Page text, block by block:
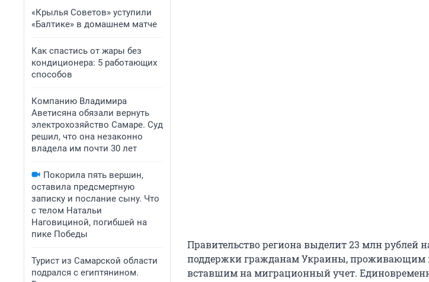
«Крылья Советов» уступили
«Балтике» в домашнем матче
Как спастись от жары без
кондиционера: 5 работающих
способов
Компанию Владимира
Аветисяна обязали вернуть
электрохозяйство Самаре. Суд
решил, что она незаконно
владела им почти 30 лет
Покорила пять вершин,
оставила предсмертную
записку и послание сыну. Что
с телом Натальи
Наговициной, погибшей на
пике Победы
Турист из Самарской области
подрался с египтянином.
Правительство региона выделит 23 млн рублей
поддержки гражданам Украины, проживающим
вставшим на миграционный учет.